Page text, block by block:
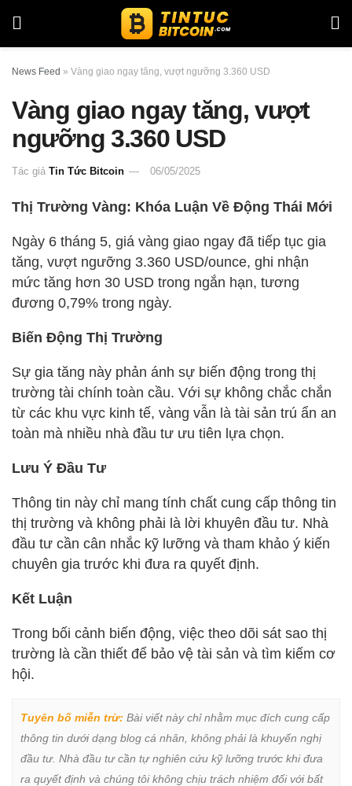
News Feed » Vàng giao ngay tăng, vượt ngưỡng 3.360 USD
Vàng giao ngay tăng, vượt
ngưỡng 3.360 USD
Tác giả Tin Tức Bitcoin 06/05/2025
Thị Trường Vàng: Khóa Luận Về Động Thái Mới
Ngày 6 tháng 5, giá vàng giao ngay đã tiếp tục gia
tăng, vượt ngưỡng 3.360 USD/ounce, ghi nhận
mức tăng hơn 30 USD trong ngắn hạn, tương
đương 0,79% trong ngày.
Biến Động Thị Trường
Sự gia tăng này phản ánh sự biến động trong thị
trường tài chính toàn cầu. Với sự không chắc chắn
từ các khu vực kinh tế, vàng vẫn là tài sản trú ẩn an
toàn mà nhiều nhà đầu tư ưu tiên lựa chọn.
Lưu Ý Đầu Tư
Thông tin này chỉ mang tính chất cung cấp thông tin
thị trường và không phải là lời khuyên đầu tư. Nhà
đầu tư cần cân nhắc kỹ lưỡng và tham khảo ý kiến
chuyên gia trước khi đưa ra quyết định.
Kết Luận
Trong bối cảnh biến động, việc theo dõi sát sao thị
trường là cần thiết để bảo vệ tài sản và tìm kiếm cơ
hội.
Tuyên bố miễn trừ: Bài viết này chỉ nhằm mục đích cung cấp
thông tin dưới dạng blog cá nhân, không phải là khuyến nghị
đầu tư. Nhà đầu tư cần tự nghiên cứu kỹ lưỡng trước khi đưa
ra quyết định và chúng tôi không chịu trách nhiệm đối với bất